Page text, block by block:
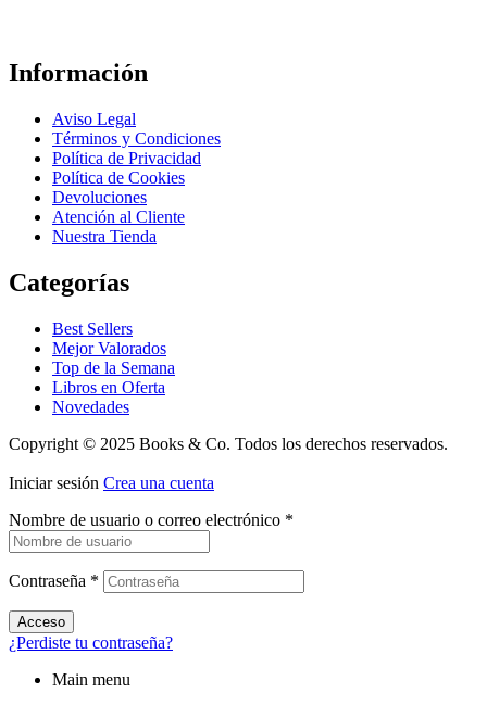
Información
Aviso Legal
Términos y Condiciones
Política de Privacidad
Política de Cookies
Devoluciones
Atención al Cliente
Nuestra Tienda
Categorías
Best Sellers
Mejor Valorados
Top de la Semana
Libros en Oferta
Novedades
Copyright © 2025 Books & Co. Todos los derechos reservados.
Iniciar sesión Crea una cuenta
Nombre de usuario o correo electrónico *
Contraseña *
Acceso
¿Perdiste tu contraseña?
Main menu